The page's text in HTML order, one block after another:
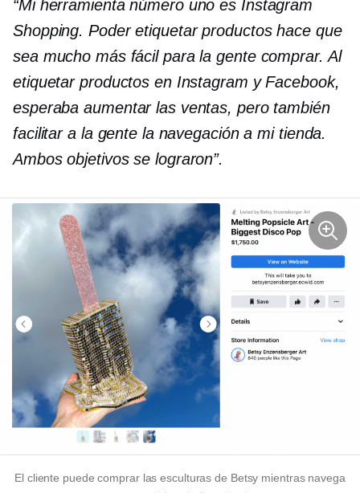
“Mi herramienta número uno es Instagram
Shopping. Poder etiquetar productos hace que
sea mucho más fácil para la gente comprar. Al
etiquetar productos en Instagram y Facebook,
esperaba aumentar las ventas, pero también
facilitar a la gente la navegación a mi tienda.
Ambos objetivos se lograron”.
El cliente puede comprar las esculturas de Betsy mientras navega